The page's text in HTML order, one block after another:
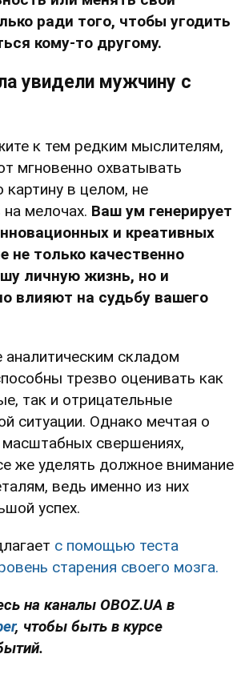
ради того, чтобы угодить
кому-то другому.
увидели мужчину с
к тем редким мыслителям,
мгновенно охватывать
в целом, не
на мелочах. Ваш ум генерирует
и креативных
не только качественно
личную жизнь, но и
влияют на судьбу вашего
складом
трезво оценивать как
так и отрицательные
ситуации. Однако мечтая о
свершениях,
же уделять должное внимание
ведь именно из них
успех.
с помощью теста
старения своего мозга.
на каналы OBOZ.UA в
, чтобы быть в курсе